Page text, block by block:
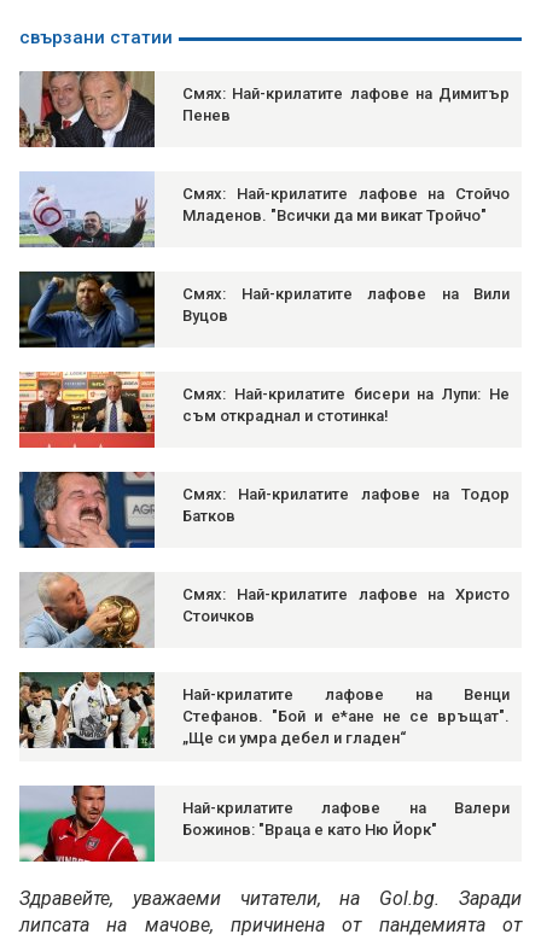
свързани статии
Смях: Най-крилатите лафове на Димитър
Пенев
Смях: Най-крилатите лафове на Стойчо
Младенов. "Всички да ми викат Тройчо"
Смях: Най-крилатите лафове на Вили
Вуцов
Смях: Най-крилатите бисери на Лупи: Не
съм откраднал и стотинка!
Смях: Най-крилатите лафове на Тодор
Батков
Смях: Най-крилатите лафове на Христо
Стоичков
Най-крилатите лафове на Венци
Стефанов. "Бой и е*ане не се връщат".
„Ще си умра дебел и гладен“
Най-крилатите лафове на Валери
Божинов: "Враца е като Ню Йорк"
Здравейте, уважаеми читатели, на Gol.bg. Заради
липсата на мачове, причинена от пандемията от